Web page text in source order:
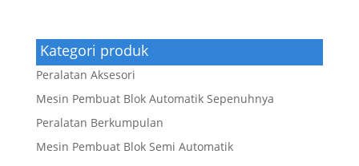
Kategori produk
Peralatan Aksesori
Mesin Pembuat Blok Automatik Sepenuhnya
Peralatan Berkumpulan
Mesin Pembuat Blok Semi Automatik